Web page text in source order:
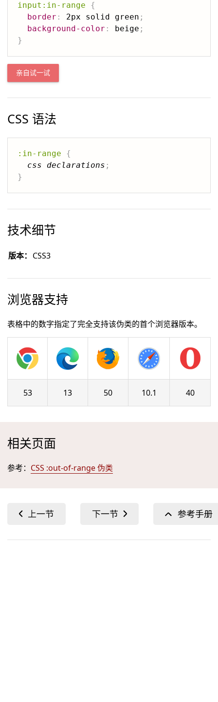
input:in-range
{
border : 2px solid green ;
background-color : beige ;
}
亲自试一试
CSS 语法
:in-range
{
css declarations ;
}
技术细节
版本： CSS3
浏览器支持
表格中的数字指定了完全支持该伪类的首个浏览器版本。
53 13 50 10.1 40
相关页面
参考： CSS :out-of-range 伪类